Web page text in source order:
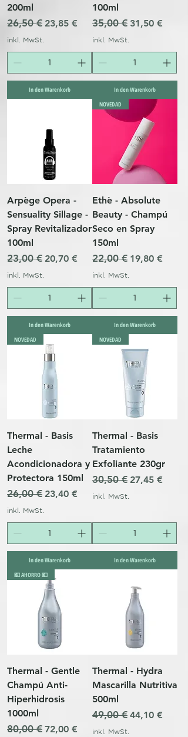
200ml
Standardpreis
26,50 € Sale-Preis
23,85 €
inkl. MwSt.
In den Warenkorb
100ml
Standardpreis
35,00 € Sale-Preis
31,50 €
inkl. MwSt.
In den Warenkorb
Arpège Opera -
Sensuality Sillage -
Spray Revitalizador
100ml
Standardpreis
23,00 € Sale-Preis
20,70 €
inkl. MwSt.
In den Warenkorb
NOVEDAD
Ethè - Absolute
Beauty - Champú
Seco en Spray
150ml
Standardpreis
22,00 € Sale-Preis
19,80 €
inkl. MwSt.
In den Warenkorb
NOVEDAD
Thermal - Basis
Leche
Acondicionadora y
Protectora 150ml
Standardpreis
26,00 € Sale-Preis
23,40 €
inkl. MwSt.
In den Warenkorb
NOVEDAD
Thermal - Basis
Tratamiento
Exfoliante 230gr
Standardpreis
30,50 € Sale-Preis
27,45 €
inkl. MwSt.
In den Warenkorb
💶 AHORRO 💶
Thermal - Gentle
Champú Anti-
Hiperhidrosis
1000ml
Standardpreis
80,00 € Sale-Preis
72,00 €
Thermal - Hydra
Mascarilla Nutritiva
500ml
Standardpreis
49,00 € Sale-Preis
44,10 €
inkl. MwSt.